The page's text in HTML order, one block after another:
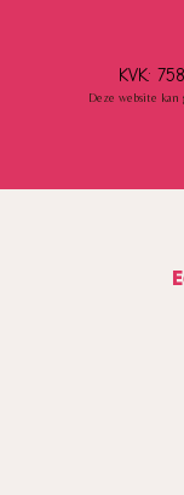
KVK:
Deze website